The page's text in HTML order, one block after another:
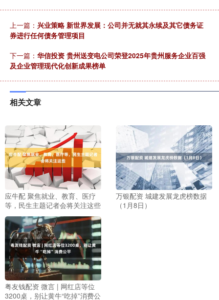
上一篇： 兴业策略 新世界发展：公司并无就其永续及其它债务证
券进行任何债务管理项目
下一篇： 华信投资 贵州送变电公司荣登2025年贵州服务企业百强
及企业管理现代化创新成果榜单
相关文章
应牛配 聚焦就业、教育、医疗
等，民生主题记者会将关注这些
万银配资 城建发展龙虎榜数据
（1月8日）
粤友钱配资 微言 | 网红店等位
3200桌，别让黄牛“吃掉”消费公